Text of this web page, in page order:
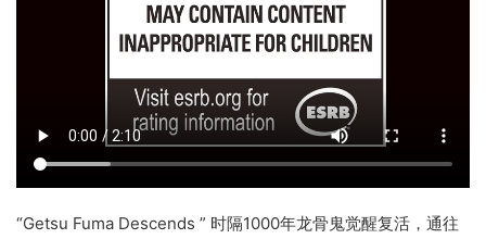
“Getsu Fuma Descends ” 时隔1000年龙骨鬼觉醒复活，通往